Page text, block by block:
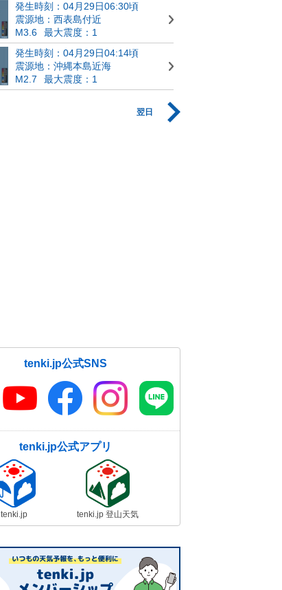
発生時刻：04月29日06:30頃
震源地：西表島付近
M3.6
最大震度：1
発生時刻：04月29日04:14頃
震源地：沖縄本島近海
M2.7
最大震度：1
翌日
tenki.jp公式SNS
tenki.jp公式アプリ
tenki.jp tenki.jp 登山天気